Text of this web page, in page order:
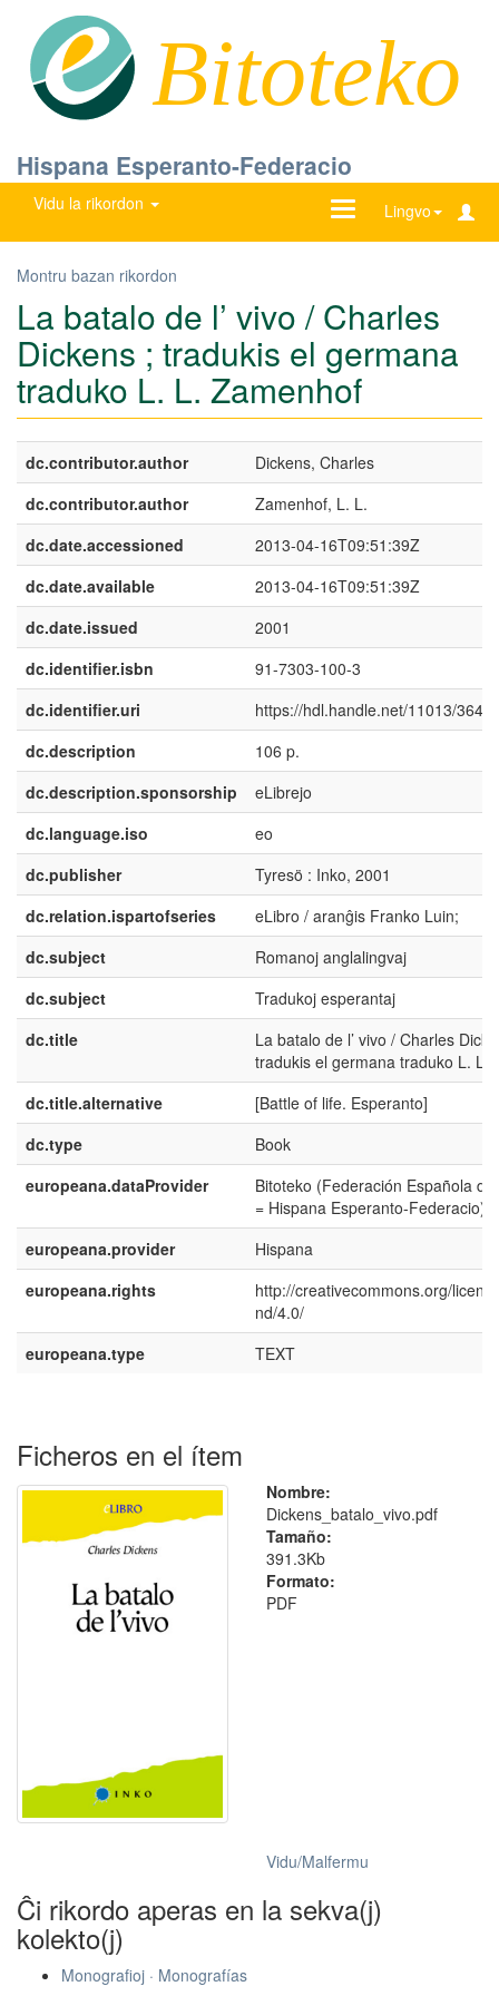
Bitoteko
Hispana Esperanto-Federacio
Vidu la rikordon Lingvo
Ŝanĝu
Montru bazan rikordon
La batalo de l’ vivo / Charles
Dickens ; tradukis el germana
traduko L. L. Zamenhof
dc.contributor.author
Dickens, Charles
dc.contributor.author
Zamenhof, L. L.
dc.date.accessioned
2013-04-16T09:51:39Z
dc.date.available
2013-04-16T09:51:39Z
dc.date.issued
2001
dc.identifier.isbn
91-7303-100-3
dc.identifier.uri
https://hdl.handle.net/11013/3640
dc.description
106 p.
dc.description.sponsorship
eLibrejo
dc.language.iso
eo
dc.publisher
Tyresö : Inko, 2001
dc.relation.ispartofseries
eLibro / aranĝis Franko Luin;
dc.subject
Romanoj anglalingvaj
dc.subject
Tradukoj esperantaj
dc.title
La batalo de l’ vivo / Charles
tradukis el germana traduko L. L.
dc.title.alternative
[Battle of life. Esperanto]
dc.type
Book
europeana.dataProvider
Bitoteko (Federación Española
= Hispana Esperanto-Federacio)
europeana.provider
Hispana
europeana.rights
http://creativecommons.org/
nd/4.0/
europeana.type
TEXT
Ficheros en el ítem
Nombre:
Dickens_batalo_vivo.pdf
Tamaño:
391.3Kb
Formato:
PDF
Vidu/Malfermu
Ĉi rikordo aperas en la sekva(j)
kolekto(j)
Monografioj · Monografías